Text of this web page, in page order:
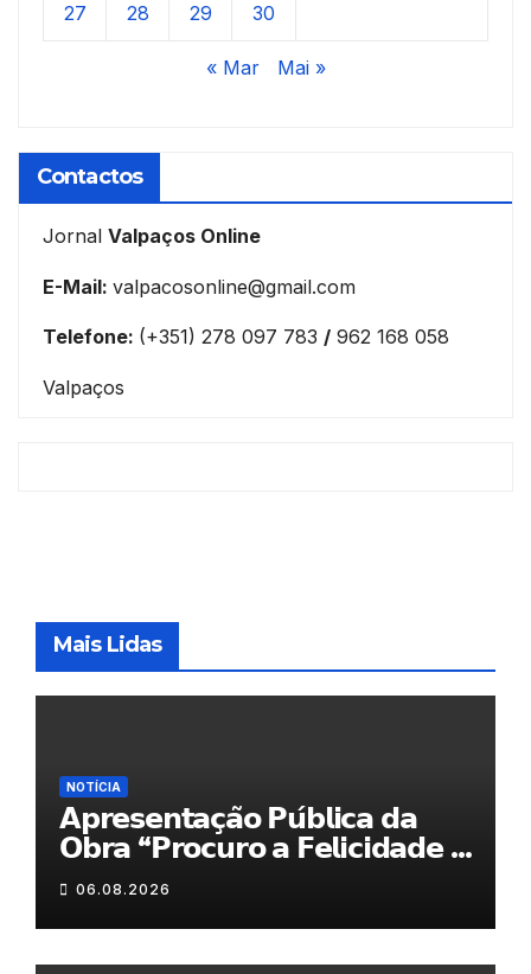
27 28 29 30
« Mar Mai »
Contactos
Jornal Valpaços Online
E-Mail: valpacosonline@gmail.com
Telefone: (+351) 278 097 783 / 962 168 058
Valpaços
Mais Lidas
NOTÍCIA
𝗔𝗽𝗿𝗲𝘀𝗲𝗻𝘁𝗮𝗰̧𝗮̃𝗼 𝗣𝘂́𝗯𝗹𝗶𝗰𝗮 𝗱𝗮
𝗢𝗯𝗿𝗮 “𝗣𝗿𝗼𝗰𝘂𝗿𝗼 𝗮 𝗙𝗲𝗹𝗶𝗰𝗶𝗱𝗮𝗱𝗲 𝗲
𝗲𝗹𝗮 𝗺𝗼𝗿𝗮 𝗰𝗼𝗺𝗶𝗴𝗼”
06.08.2026